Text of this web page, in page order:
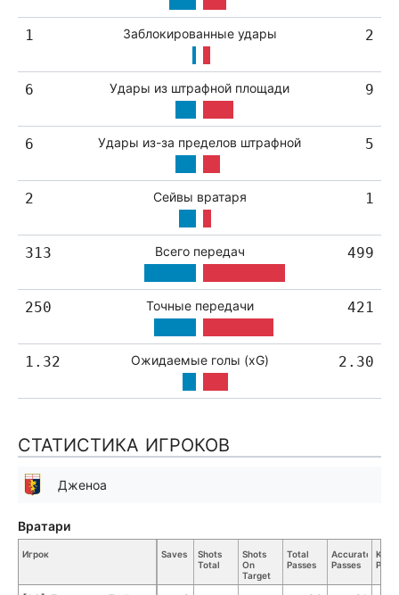
1 Заблокированные удары 2
6 Удары из штрафной площади 9
6 Удары из-за пределов штрафной 5
2 Сейвы вратаря 1
313 Всего передач 499
250 Точные передачи 421
1.32 Ожидаемые голы (xG) 2.30
СТАТИСТИКА ИГРОКОВ
Дженоа
Игрок Saves
Shots
Total
Shots
On
Target
Total
Passes
Accurate
Passes
Key
Вратари